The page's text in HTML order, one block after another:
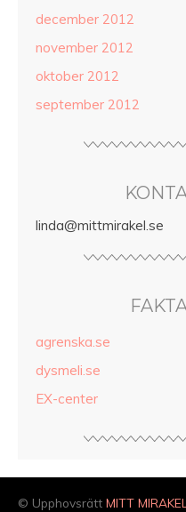
december 2012
november 2012
oktober 2012
september 2012
linda@mittmirakel.se
agrenska.se
dysmeli.se
EX-center
© Upphovsrätt MITT MIRAKEL